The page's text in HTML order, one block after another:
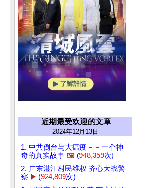
近期最受欢迎的文章
2024年12月13日
1. 中共倒台与大瘟疫－－一个神
奇的真实故事 🖼️ (948,359次)
2. 广东湛江村民维权 齐心大战警
察 ▶️ (924,809次)